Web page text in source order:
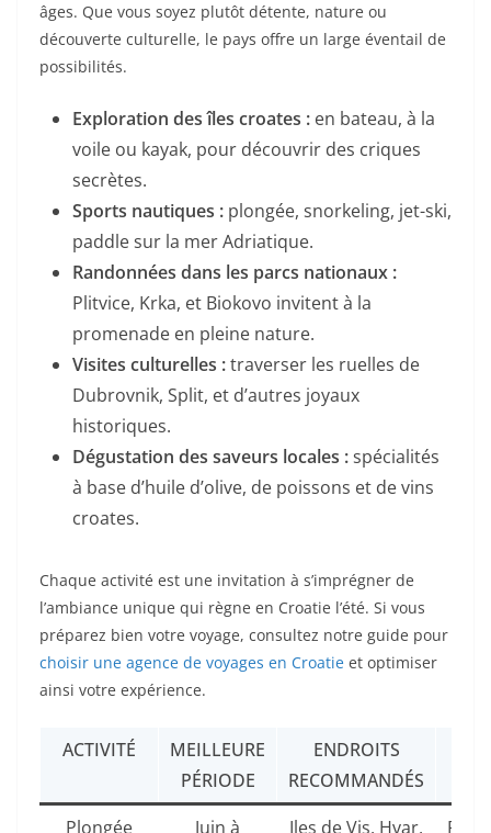
âges. Que vous soyez plutôt détente, nature ou
découverte culturelle, le pays offre un large éventail de
possibilités.
Exploration des îles croates : en bateau, à la
voile ou kayak, pour découvrir des criques
secrètes.
Sports nautiques : plongée, snorkeling, jet-ski,
paddle sur la mer Adriatique.
Randonnées dans les parcs nationaux :
Plitvice, Krka, et Biokovo invitent à la
promenade en pleine nature.
Visites culturelles :traverser les ruelles de
Dubrovnik, Split, et d’autres joyaux
historiques.
Dégustation des saveurs locales :spécialités
à base d’huile d’olive, de poissons et de vins
croates.
Chaque activité est une invitation à s’imprégner de
l’ambiance unique qui règne en Croatie l’été. Si vous
préparez bien votre voyage, consultez notre guide pour
choisir une agence de voyages en Croatie et optimiser
ainsi votre expérience.
ACTIVITÉ
MEILLEURE
PÉRIODE
ENDROITS
RECOMMANDÉS
Plongée
Juin à
Iles de Vis, Hvar,